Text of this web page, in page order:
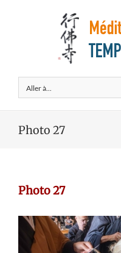
Aller à...
Photo 27
Photo 27